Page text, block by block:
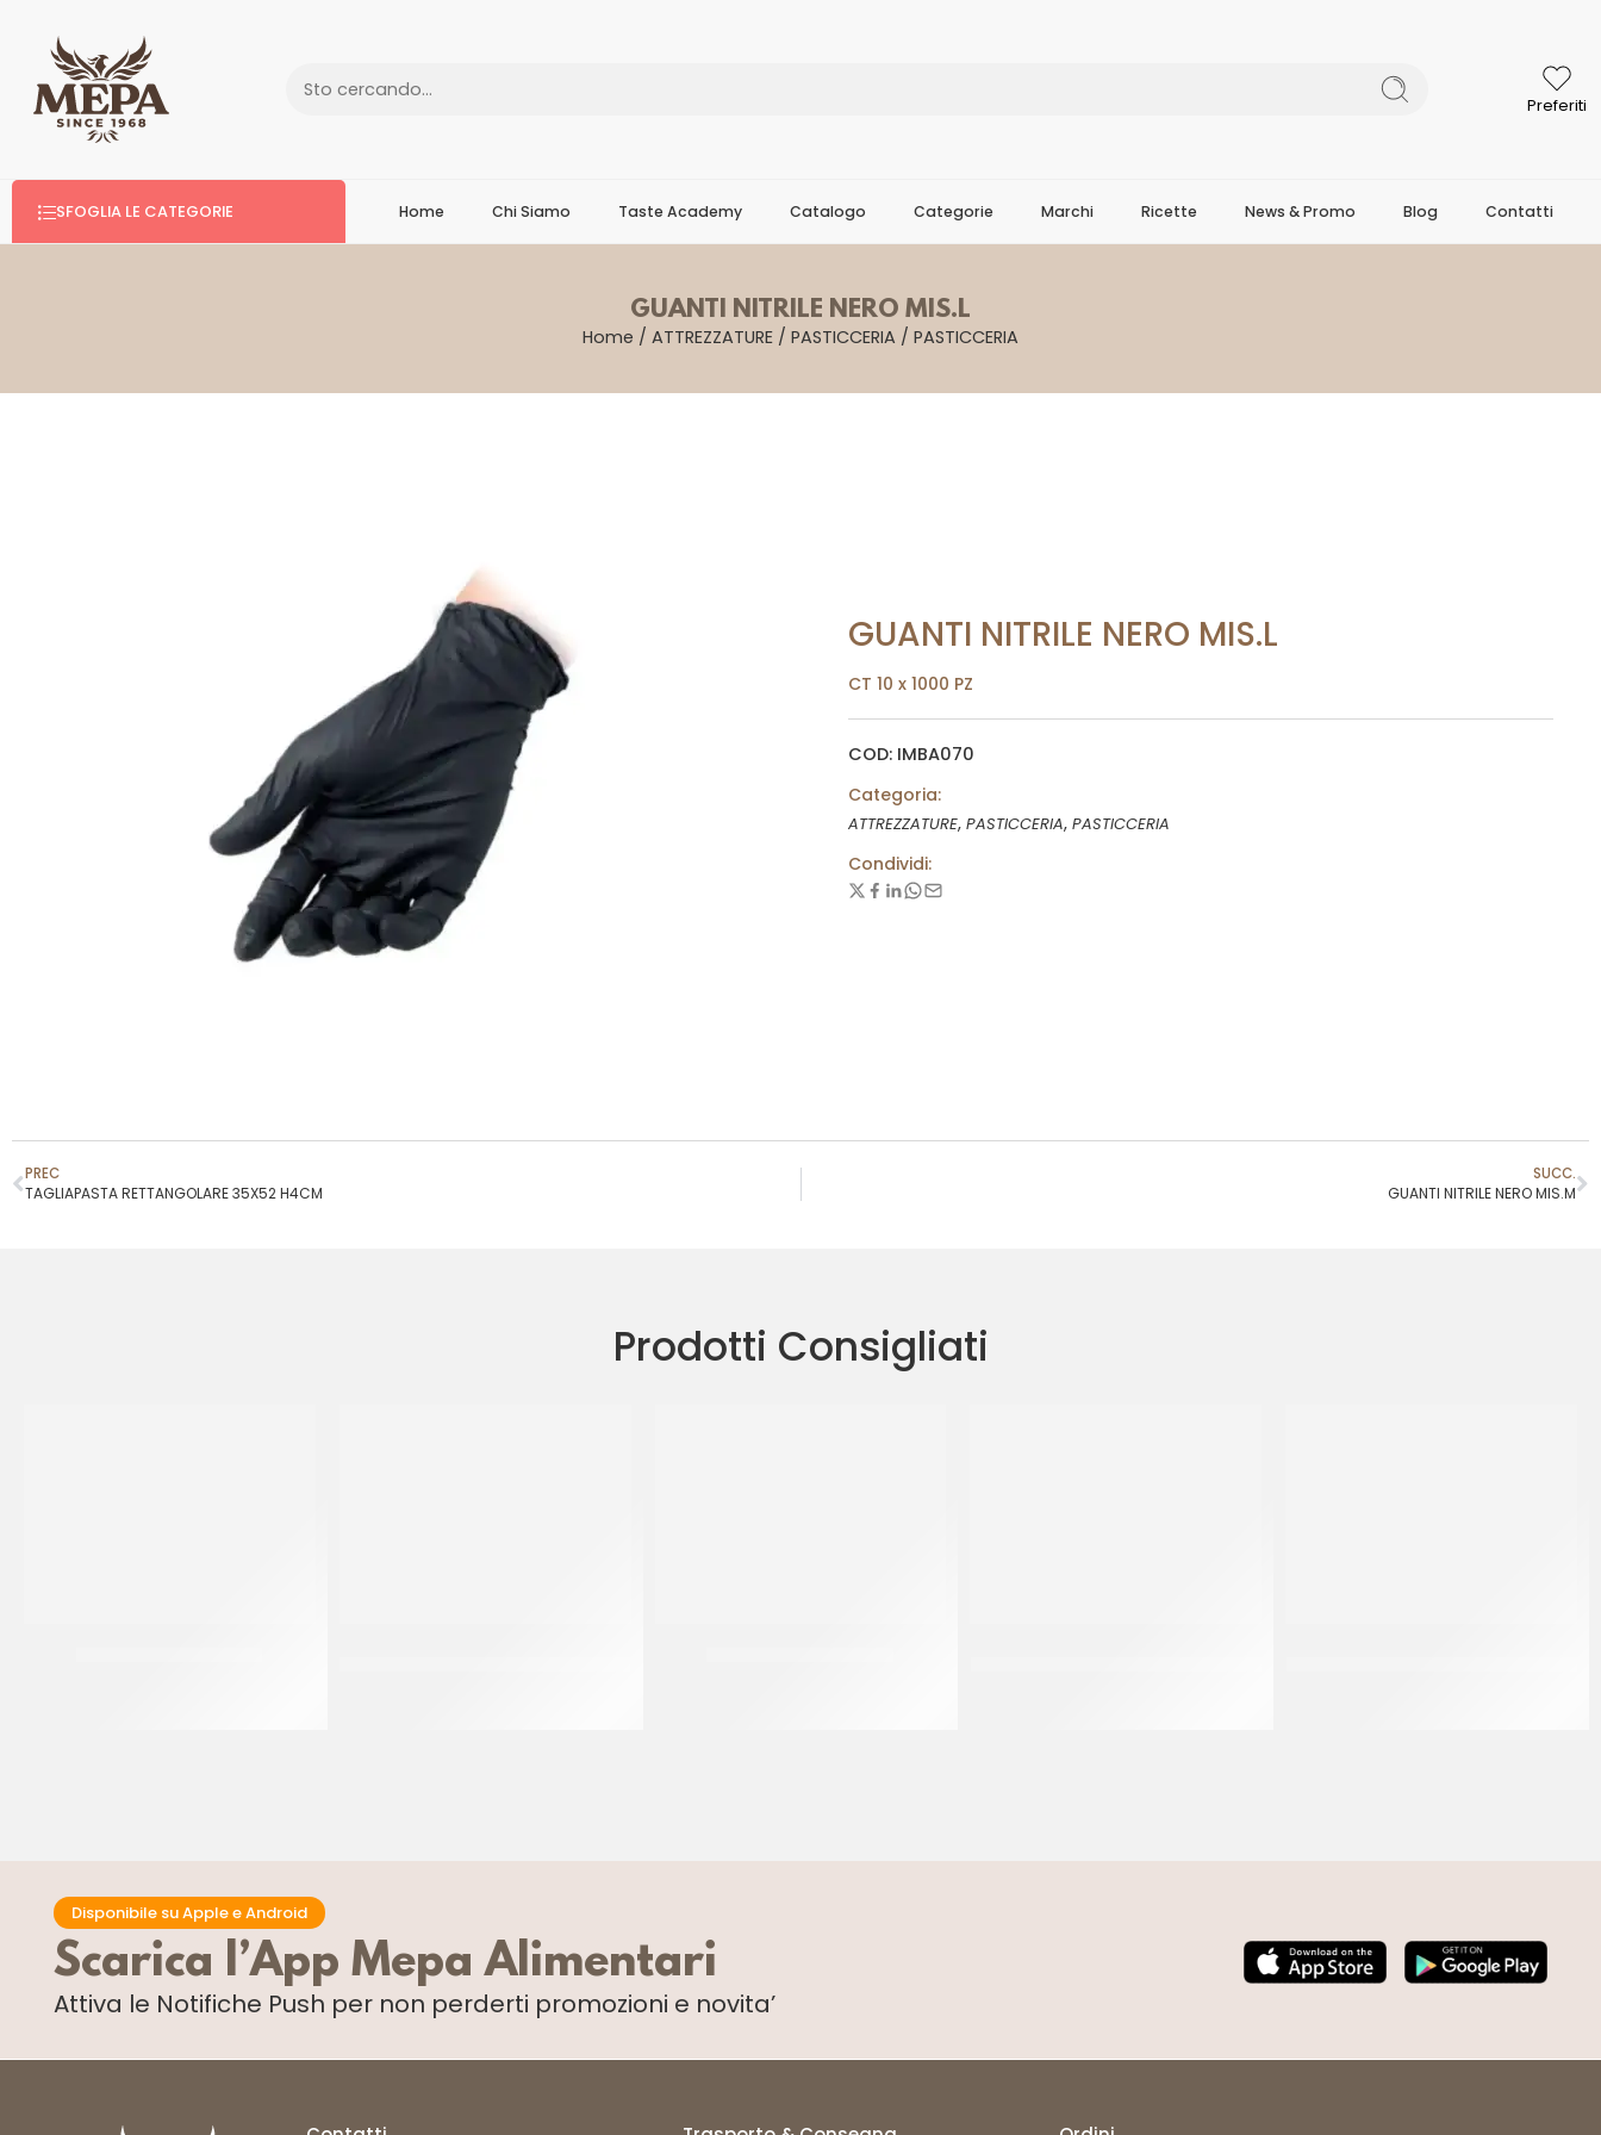
Preferiti
SFOGLIA LE CATEGORIE Home Chi Siamo Taste Academy Catalogo Categorie Marchi Ricette News & Promo Blog Contatti
GUANTI NITRILE NERO MIS.L
Home / ATTREZZATURE / PASTICCERIA / PASTICCERIA
GUANTI NITRILE NERO MIS.L
CT 10 x 1000 PZ
COD: IMBA070
Categoria:
ATTREZZATURE, PASTICCERIA, PASTICCERIA
Condividi:
PREC
TAGLIAPASTA RETTANGOLARE 35X52 H4CM
SUCC.
GUANTI NITRILE NERO MIS.M
Prodotti Consigliati
Disponibile su Apple e Android
Scarica l’App Mepa Alimentari
Attiva le Notifiche Push per non perderti promozioni e novita’